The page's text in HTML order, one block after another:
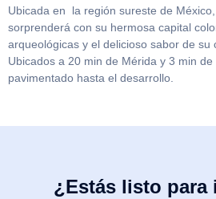
Ubicada en la región sureste de
sorprenderá con su hermosa capital
arqueológicas y el delicioso sabor de su
Ubicados a 20 min de Mérida y 3 min
pavimentado hasta el desarrollo.
¿Estás listo para